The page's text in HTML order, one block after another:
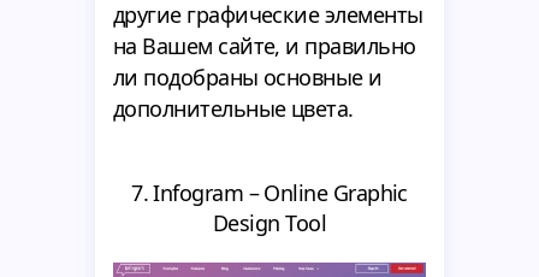
другие графические элементы
на Вашем сайте, и правильно
ли подобраны основные и
дополнительные цвета.
7. Infogram – Online Graphic
Design Tool